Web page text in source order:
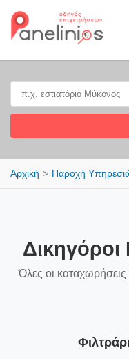
Αρχική Παροχή
Όλες οι